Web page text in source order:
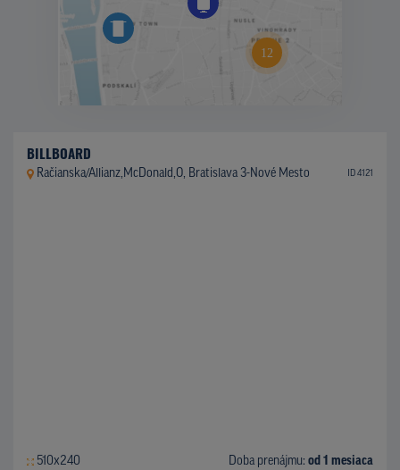
BILLBOARD
Račianska/Allianz,McDonald,O, Bratislava 3-Nové Mesto ID 4121
510x240 Doba prenájmu: od 1 mesiaca